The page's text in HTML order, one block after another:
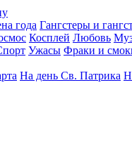
года Гангстеры и
Косплей Любовь
Ужасы Фраки и
На день Св. Патрика